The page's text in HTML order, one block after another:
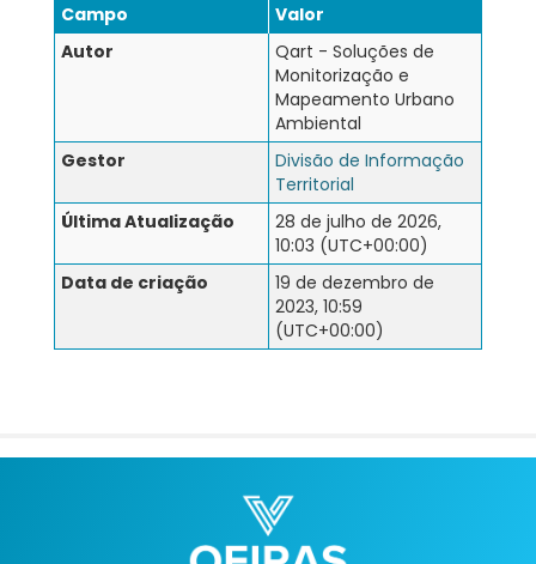
Campo
Valor
Autor
Qart - Soluções de
Monitorização e
Mapeamento Urbano
Ambiental
Gestor
Divisão de Informação
Territorial
Última Atualização
28 de julho de 2026,
10:03 (UTC+00:00)
Data de criação
19 de dezembro de
2023, 10:59
(UTC+00:00)